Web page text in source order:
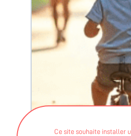
Ce site souhaite installer